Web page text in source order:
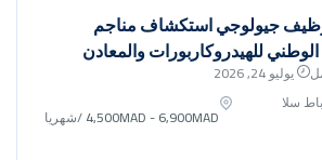
جيولوجي استكشاف مناجم
للهيدروكاربورات والمعادن
يوليو 24, 2026
سلا
4,500MAD - 6,900MAD/شهريا